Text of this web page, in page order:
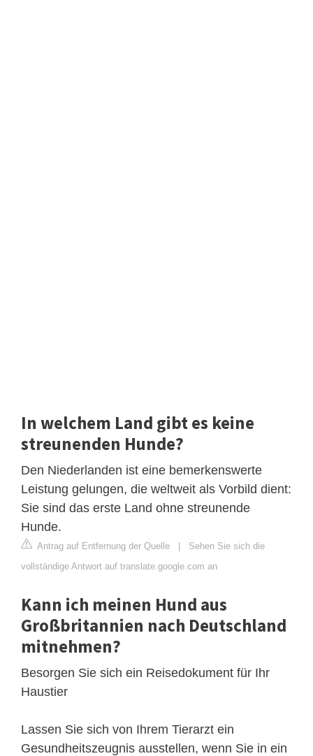
In welchem ​​Land gibt es keine
streunenden Hunde?
Den Niederlanden ist eine bemerkenswerte
Leistung gelungen, die weltweit als Vorbild dient:
Sie sind das erste Land ohne streunende
Hunde.
Antrag auf Entfernung der Quelle | Sehen Sie sich die
vollständige Antwort auf translate.google.com an
Kann ich meinen Hund aus
Großbritannien nach Deutschland
mitnehmen?
Besorgen Sie sich ein Reisedokument für Ihr
Haustier
Lassen Sie sich von Ihrem Tierarzt ein
Gesundheitszeugnis ausstellen, wenn Sie in ein